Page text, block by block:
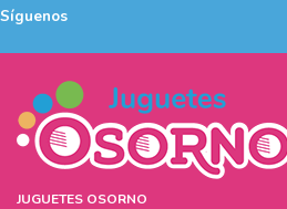
Síguenos
JUGUETES OSORNO